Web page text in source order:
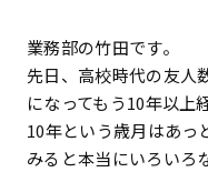
業務部の竹田です。
先日、高校時代の友人
になってもう10年以上
10年という歳月はあっ
みると本当にいろいろ